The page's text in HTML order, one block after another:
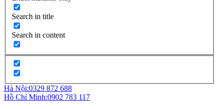
Search in title
Search in content
Hà Nội:0329 872 688
Hồ Chí Minh:0902 783 117